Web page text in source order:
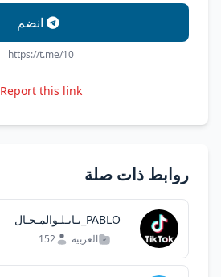
انضم
https://t.me/10
Report this link
روابط ذات صلة
PABLO_بـابـلـوالمـجـال
العربية 152